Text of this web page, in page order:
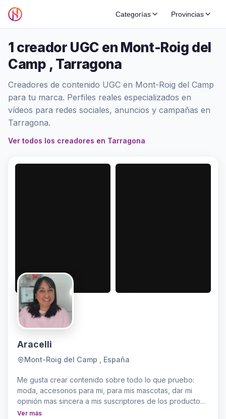
Categorías Provincias
1 creador UGC en Mont-Roig del
Camp , Tarragona
Creadores de contenido UGC en Mont-Roig del Camp
para tu marca. Perfiles reales especializados en
vídeos para redes sociales, anuncios y campañas en
Tarragona.
Ver todos los creadores en Tarragona
Aracelli
Mont-Roig del Camp , España
Me gusta crear contenido sobre todo lo que pruebo:
moda, accesorios para mi, para mis mascotas, dar mi
opinión mas sincera a mis suscriptores de los productos
que pruebo
Ver más